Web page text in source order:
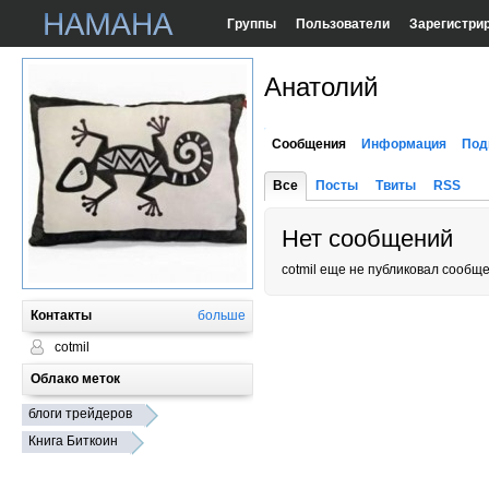
Группы Пользователи
Контакты больше
cotmil
Облако меток
блоги трейдеров
Книга Биткоин
Анатолий
Сообщения Информация
Все Посты Твиты RSS
Нет сообщений
cotmil еще не публиковал